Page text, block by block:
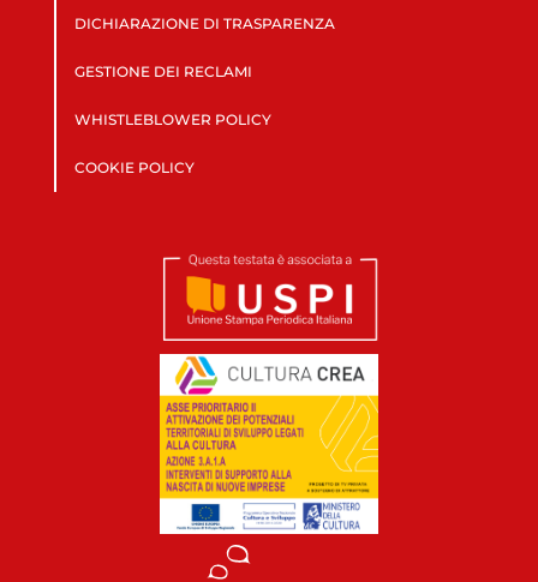
DICHIARAZIONE DI TRASPARENZA
GESTIONE DEI RECLAMI
WHISTLEBLOWER POLICY
COOKIE POLICY